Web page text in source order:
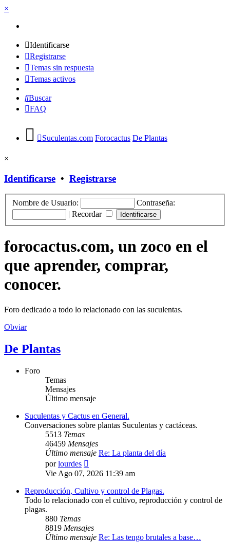
×
Identificarse
Registrarse
Temas sin respuesta
Temas activos
Buscar
FAQ
Suculentas.com Forocactus De Plantas
×
Identificarse • Registrarse
Nombre de Usuario:
Contraseña:
| Recordar
forocactus.com, un zoco en el
que aprender, comprar,
conocer.
Foro dedicado a todo lo relacionado con las suculentas.
Obviar
De Plantas
Foro
Temas
Mensajes
Último mensaje
Suculentas y Cactus en General.
Conversaciones sobre plantas Suculentas y cactáceas.
5513 Temas
46459 Mensajes
Último mensaje Re: La planta del día
porlourdes
último
Vie Ago 07, 2026 11:39 am
Reproducción, Cultivo y control de Plagas.
Todo lo relacionado con el cultivo, reproducción y control de
plagas.
880 Temas
8819 Mensajes
Último mensaje Re: Las tengo brutales a base…